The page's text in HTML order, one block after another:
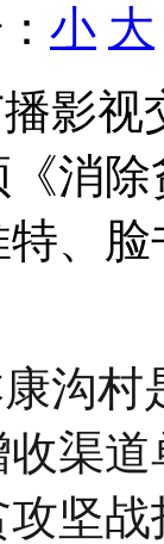
小 大
影视
消
、
沟村
渠
坚